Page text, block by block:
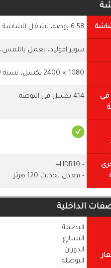
6.58 بوصة، تشغل الشاشة 85.5% من جسم الهاتف
سوبر اموليد، تعمل باللمس، 16 مليون لون
1080 × 2400 بكسل، نسبة 20:9
في
414 بكسل في البوصة
- HDR10+
- معدل تحديث 120 هرتز
الداخلية
البصمة
التسارع
الدوران
البوصلة